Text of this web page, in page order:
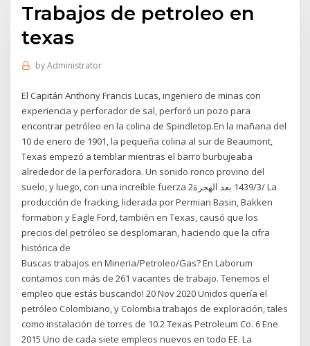
Trabajos de petroleo en
texas
byAdministrator
El Capitán Anthony Francis Lucas, ingeniero de minas con
experiencia y perforador de sal, perforó un pozo para
encontrar petróleo en la colina de Spindletop.En la mañana del
10 de enero de 1901, la pequeña colina al sur de Beaumont,
Texas empezó a temblar mientras el barro burbujeaba
alrededor de la perforadora. Un sonido ronco provino del
suelo, y luego, con una increíble fuerza 2‏‏/3‏‏/1439 بعد الهجرة La
producción de fracking, liderada por Permian Basin, Bakken
formation y Eagle Ford, también en Texas, causó que los
precios del petróleo se desplomaran, haciendo que la cifra
histórica de
Buscas trabajos en Mineria/Petroleo/Gas? En Laborum
contamos con más de 261 vacantes de trabajo. Tenemos el
empleo que estás buscando! 20 Nov 2020 Unidos quería el
petróleo Colombiano, y Colombia trabajos de exploración, tales
como instalación de torres de 10.2 Texas Petroleum Co. 6 Ene
2015 Uno de cada siete empleos nuevos en todo EE. La